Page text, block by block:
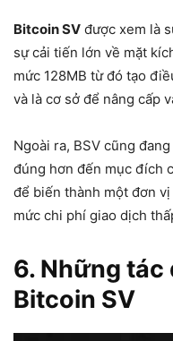
Bitcoin SV được xem là
sự cải tiến lớn về mặt
mức 128MB từ đó tạo
và là cơ sở để nâng cấp
Ngoài ra, BSV cũng
đúng hơn đến mục đích
để biến thành một đơn
mức chi phí giao dịch
6. Những tác
Bitcoin SV